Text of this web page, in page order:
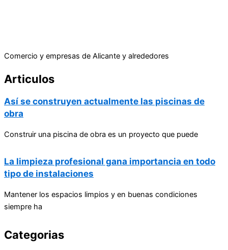
Comercio y empresas de Alicante y alrededores
Articulos
Así se construyen actualmente las piscinas de
obra
Construir una piscina de obra es un proyecto que puede
La limpieza profesional gana importancia en todo
tipo de instalaciones
Mantener los espacios limpios y en buenas condiciones
siempre ha
Categorias